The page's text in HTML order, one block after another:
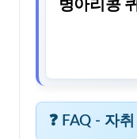
병아리콩
❓ FAQ - 자